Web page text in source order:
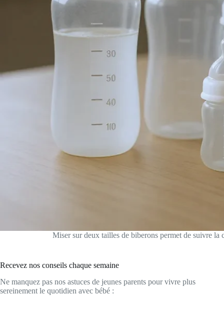
Miser sur deux tailles de biberons permet de suivre la
Recevez nos conseils chaque semaine
Ne manquez pas nos astuces de jeunes parents pour vivre plus
sereinement le quotidien avec bébé :